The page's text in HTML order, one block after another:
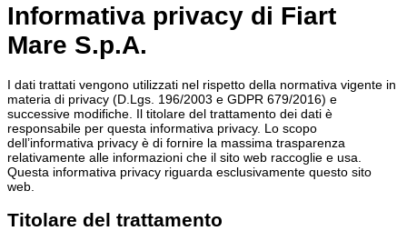
Informativa privacy di Fiart
Mare S.p.A.
I dati trattati vengono utilizzati nel rispetto della normativa vigente in
materia di privacy (D.Lgs. 196/2003 e GDPR 679/2016) e
successive modifiche. Il titolare del trattamento dei dati è
responsabile per questa informativa privacy. Lo scopo
dell’informativa privacy è di fornire la massima trasparenza
relativamente alle informazioni che il sito web raccoglie e usa.
Questa informativa privacy riguarda esclusivamente questo sito
web.
Titolare del trattamento